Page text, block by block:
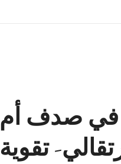
في صدف أم
تقوية